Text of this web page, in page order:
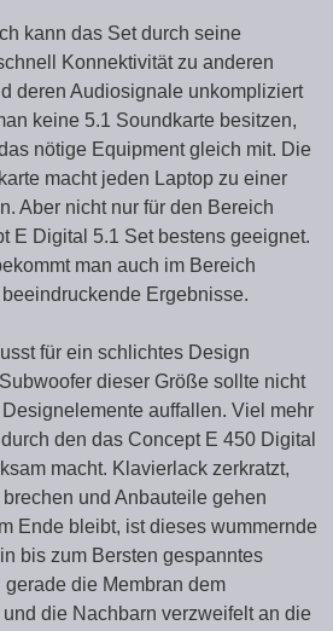
kann das Set durch seine
Konnektivität zu anderen
deren Audiosignale unkompliziert
keine 5.1 Soundkarte besitzen,
nötige Equipment gleich mit. Die
macht jeden Laptop zu einer
Aber nicht nur für den Bereich
E Digital 5.1 Set bestens geeignet.
man auch im Bereich
Ergebnisse.
für ein schlichtes Design
dieser Größe sollte nicht
auffallen. Viel mehr
den das Concept E 450 Digital
macht. Klavierlack zerkratzt,
und Anbauteile gehen
Ende bleibt, ist dieses wummernde
bis zum Bersten gespanntes
die Membran dem
die Nachbarn verzweifelt an die